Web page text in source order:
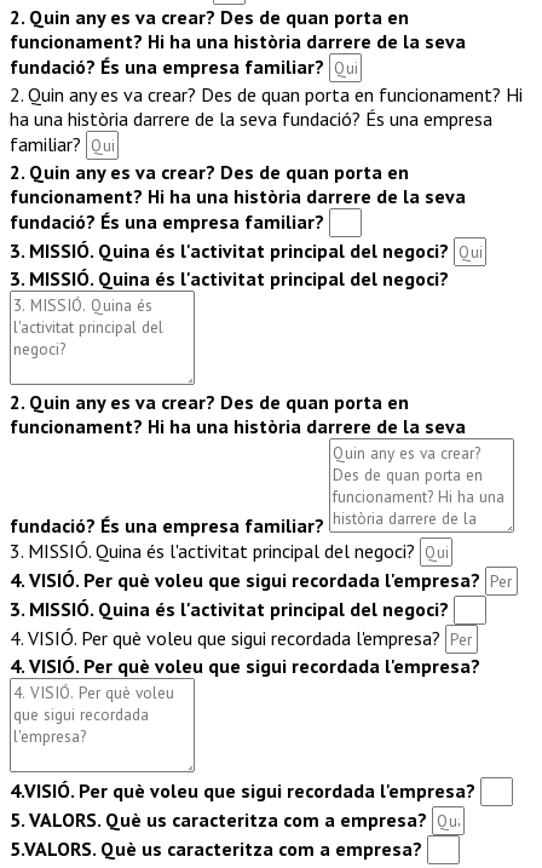
2. Quin any es va crear? Des de quan porta en
funcionament? Hi ha una història darrere de la seva
fundació? És una empresa familiar?
2. Quin any es va crear? Des de quan porta en funcionament? Hi
ha una història darrere de la seva fundació? És una empresa
familiar?
2. Quin any es va crear? Des de quan porta en
funcionament? Hi ha una història darrere de la seva
fundació? És una empresa familiar?
3. MISSIÓ. Quina és l'activitat principal del negoci?
3. MISSIÓ. Quina és l'activitat principal del negoci?
2. Quin any es va crear? Des de quan porta en
funcionament? Hi ha una història darrere de la seva
fundació? És una empresa familiar?
3. MISSIÓ. Quina és l'activitat principal del negoci?
4. VISIÓ. Per què voleu que sigui recordada l'empresa?
3. MISSIÓ. Quina és l'activitat principal del negoci?
4. VISIÓ. Per què voleu que sigui recordada l'empresa?
4. VISIÓ. Per què voleu que sigui recordada l'empresa?
4.VISIÓ. Per què voleu que sigui recordada l'empresa?
5. VALORS. Què us caracteritza com a empresa?
5.VALORS. Què us caracteritza com a empresa?